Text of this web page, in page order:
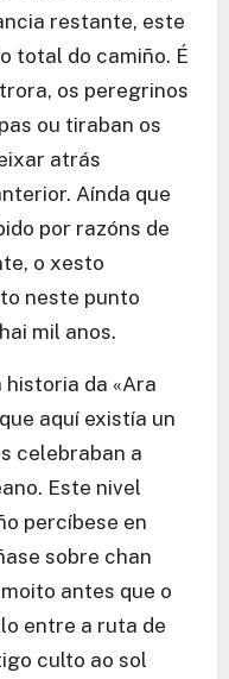
restante, este
total do camiño. É
os peregrinos
ou tiraban os
atrás
Aínda que
por razóns de
o xesto
neste punto
mil anos.
da «Ara
aquí existía un
celebraban a
Este nivel
percíbese en
sobre chan
antes que o
entre a ruta de
culto ao sol